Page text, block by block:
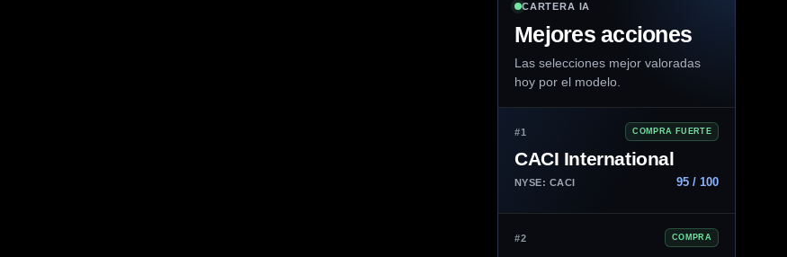
CARTERA IA
Mejores acciones
Las selecciones mejor valoradas
hoy por el modelo.
#1 COMPRA FUERTE
CACI International
NYSE: CACI 95 / 100
#2 COMPRA